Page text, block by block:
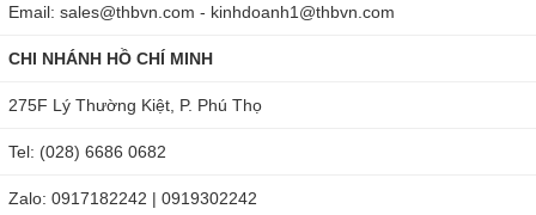
Email: sales@thbvn.com - kinhdoanh1@thbvn.com
CHI NHÁNH HỒ CHÍ MINH
275F Lý Thường Kiệt, P. Phú Thọ
Tel: (028) 6686 0682
Zalo: 0917182242 | 0919302242